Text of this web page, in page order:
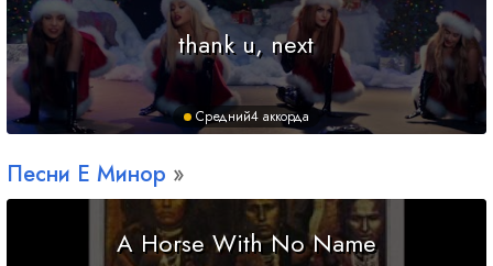
thank u, next
Средний4 аккорда
Песни E Минор
A Horse With No Name